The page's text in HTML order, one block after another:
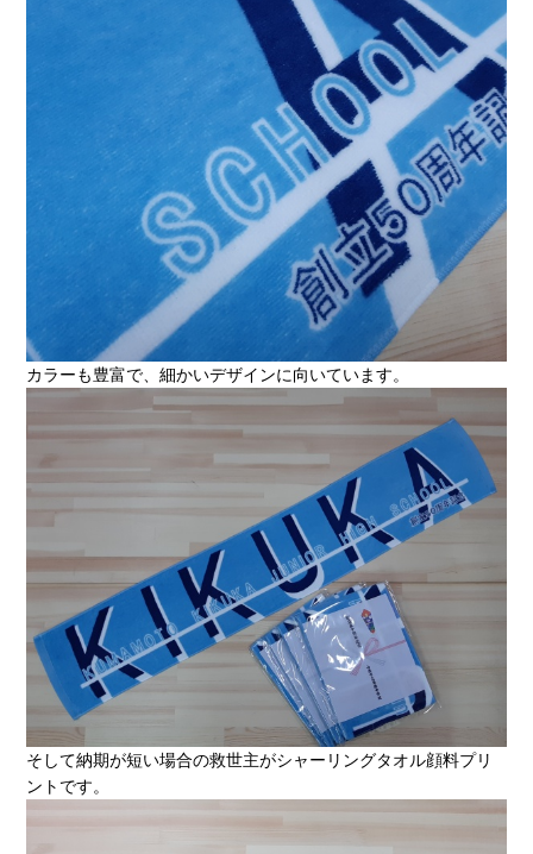
カラーも豊富で、細かいデザインに向いています。
そして納期が短い場合の救世主がシャーリングタオル顔料プリ
ントです。